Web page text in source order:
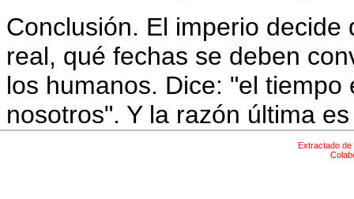
Conclusión. El imperio
real, qué fechas se deben
los humanos. Dice: "el
nosotros". Y la razón última
Extractado de